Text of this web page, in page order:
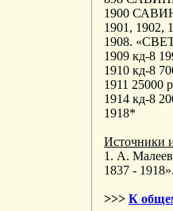
1900
1901, 1902,
1908.
1909 кд-8
1910 кд-8
1911 25000
1914 кд-8
1918*
Источники
1. А.
1837 -
>>> К